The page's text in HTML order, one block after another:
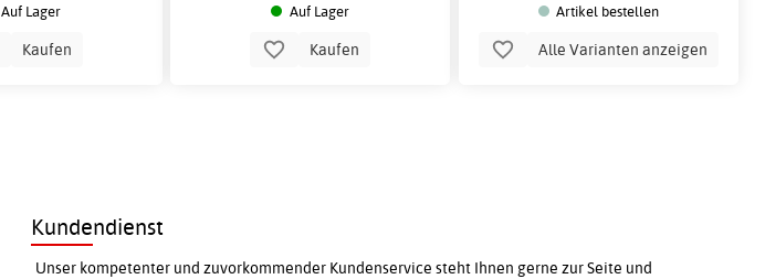
Auf Lager
Kaufen
Auf Lager
Kaufen
Artikel bestellen
Alle Varianten anzeigen
Kundendienst
Unser kompetenter und zuvorkommender Kundenservice steht Ihnen gerne zur Seite und